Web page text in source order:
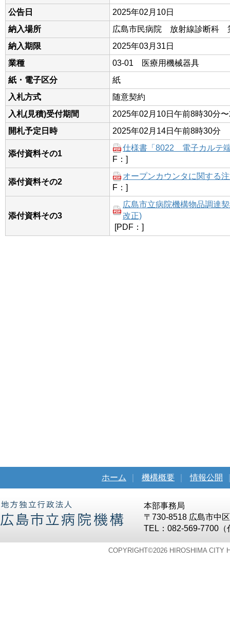
公告日
2025年02月10日
納入場所
広島市民病院 放射線診断科
納入期限
2025年03月31日
業種
03-01 医療用機械器具
紙・電子区分
紙
入札方式
随意契約
入札(見積)受付期間
2025年02月10日午前8時30分
開札予定日時
2025年02月14日午前8時30分
添付資料その1
仕様書「8022 電子カルテ
F：]
添付資料その2
オープンカウンタに関する
F：]
添付資料その3
広島市立病院機構物品調達
改正)
[PDF：]
ホーム 機構概要 情報公開
本部事務局
〒730-8518 広島市中
TEL：082-569-7700
COPYRIGHT©2026 HIROSHIMA CITY